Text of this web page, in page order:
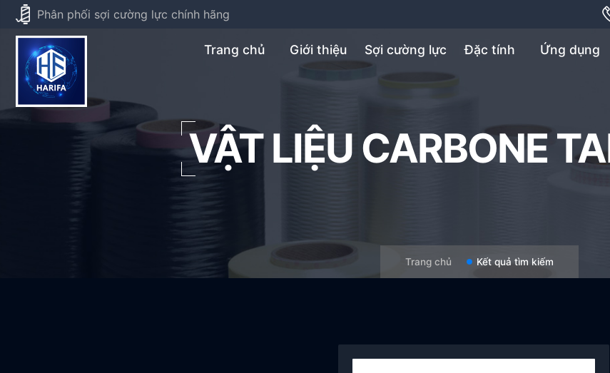
Phân phối sợi cường lực chính hãng
Trang chủ Giới thiệu Sợi cường lực Đặc tính Ứng dụng
VẬT LIỆU CARBONE
Trang chủ Kết quả tìm kiếm